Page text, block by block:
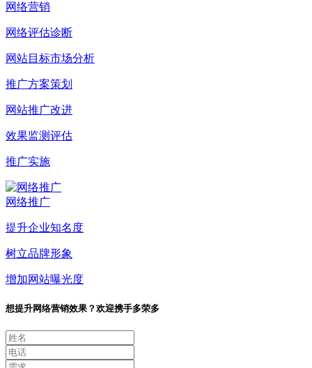
网络营销
网络评估诊断
网站目标市场分析
推广方案策划
网站推广改进
效果监测评估
推广实施
网络推广
提升企业知名度
树立品牌形象
增加网站曝光度
想提升网络营销效果？欢迎携手多荣多